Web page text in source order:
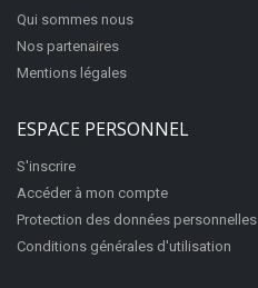
Qui sommes nous
Nos partenaires
Mentions légales
ESPACE PERSONNEL
S'inscrire
Accéder à mon compte
Protection des données personnelles
Conditions générales d'utilisation